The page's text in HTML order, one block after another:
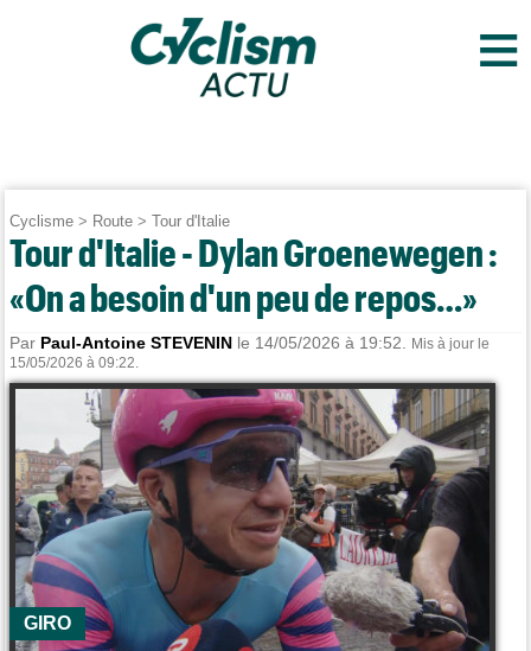
≡
Cyclisme > Route >Tour d'Italie
Tour d'Italie - Dylan Groenewegen :
«On a besoin d'un peu de repos…»
Par Paul-Antoine STEVENIN le 14/05/2026 à 19:52.
Mis à jour le
15/05/2026 à 09:22.
GIRO